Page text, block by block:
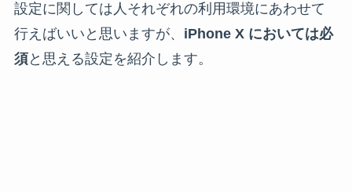
設定に関しては人それぞれの利用環境にあわせて
行えばいいと思いますが、 iPhone X においては必
須と思える設定を紹介します。